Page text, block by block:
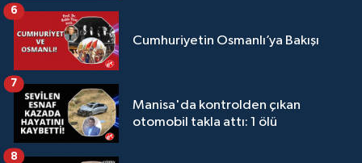
Cumhuriyetin Osmanlı’ya Bakışı
6
Manisa'da kontrolden çıkan
otomobil takla attı: 1 ölü
7
8